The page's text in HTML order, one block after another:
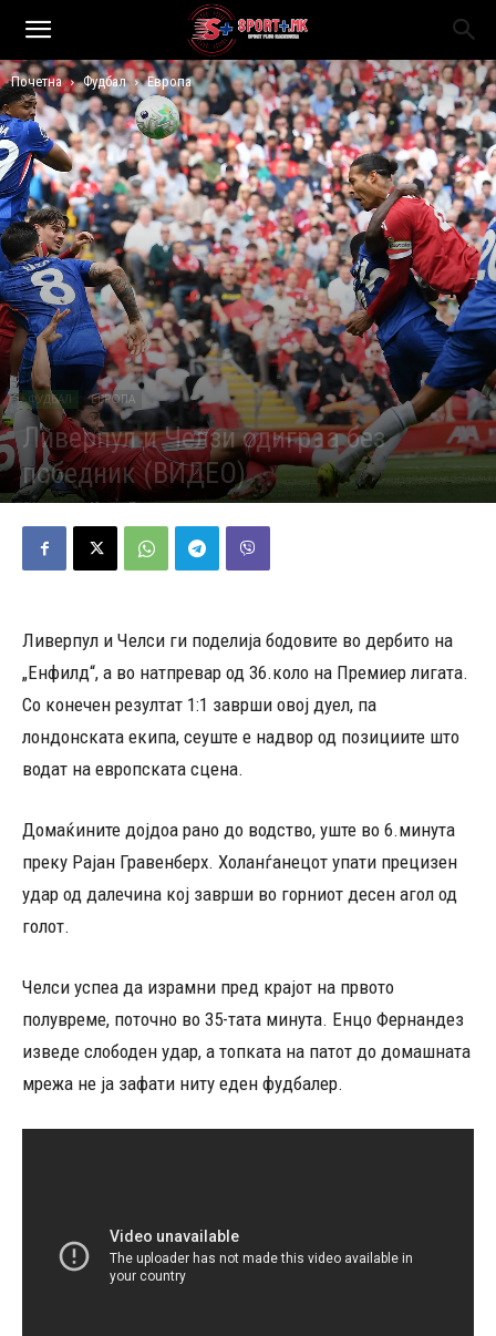
Почетна Фудбал Европа
ФУДБАЛ ЕВРОПА
Ливерпул и Челзи одиграа без
победник (ВИДЕО)
Објавено од Марио Петровски - 09/05/2026 528
Ливерпул и Челси ги поделија бодовите во дербито на
„Енфилд“, а во натпревар од 36.коло на Премиер лигата.
Со конечен резултат 1:1 заврши овој дуел, па
лондонската екипа, сеуште е надвор од позициите што
водат на европската сцена.
Домаќините дојдоа рано до водство, уште во 6.минута
преку Рајан Гравенберх. Холанѓанецот упати прецизен
удар од далечина кој заврши во горниот десен агол од
голот.
Челси успеа да израмни пред крајот на првото
полувреме, поточно во 35-тата минута. Енцо Фернандез
изведе слободен удар, а топката на патот до домашната
мрежа не ја зафати ниту еден фудбалер.